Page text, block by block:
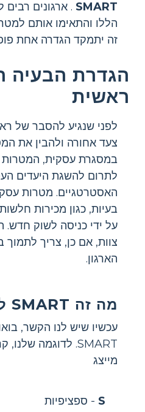
SMART . ארגונים
הללו והתאימו אותם
זה יתמקד הגדרה אחת
הגדרת הבעיה
ראשית
לפני שנגיע להסבר של
צעד אחורה ולהבין את
במסגרת עסקית, המטרות
לתרום להשגת היעדים
האסטרטגיים. מטרות
בעיות, כגון מכירות
על ידי כניסה לשוק
צוות, אם כן, צריך
הארגון.
מה זה SMART לעמוד?
עכשיו שיש לנו הקשר,
מייצג
S - ספציפיות